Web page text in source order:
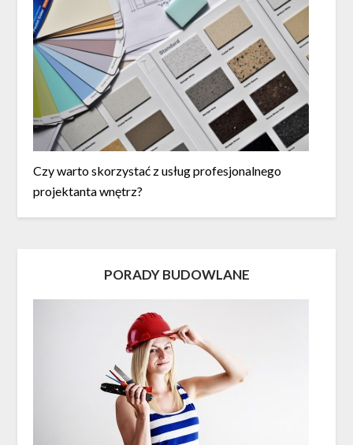
Czy warto skorzystać z usług profesjonalnego
projektanta wnętrz?
PORADY BUDOWLANE